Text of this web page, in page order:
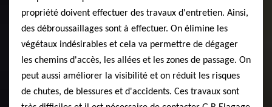
propriété doivent effectuer des travaux d'entretien. Ainsi,
des débroussaillages sont à effectuer. On élimine les
végétaux indésirables et cela va permettre de dégager
les chemins d'accès, les allées et les zones de passage. On
peut aussi améliorer la visibilité et on réduit les risques
de chutes, de blessures et d'accidents. Ces travaux sont